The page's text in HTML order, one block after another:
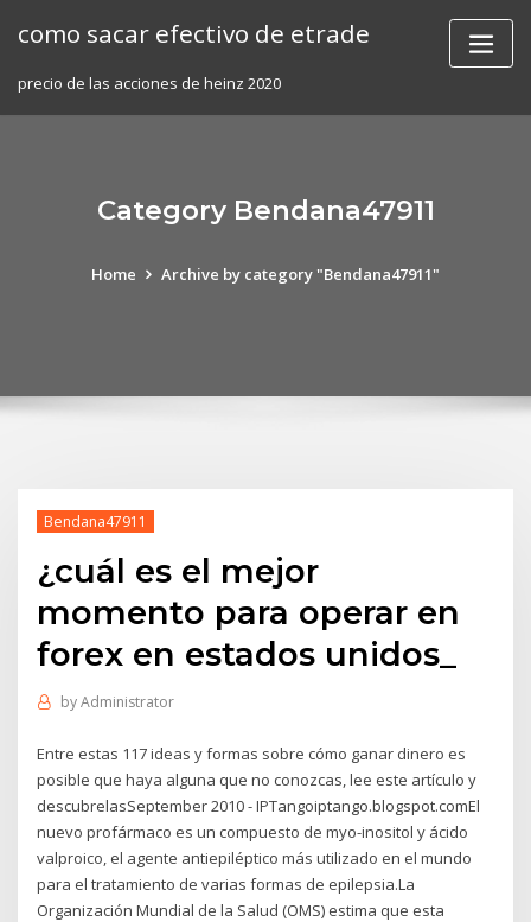
como sacar efectivo de etrade
precio de las acciones de heinz 2020
Category Bendana47911
Home Archive by category "Bendana47911"
Bendana47911
¿cuál es el mejor
momento para operar en
forex en estados unidos_
byAdministrator
Entre estas 117 ideas y formas sobre cómo ganar dinero es
posible que haya alguna que no conozcas, lee este artículo y
descubrelasSeptember 2010 - IPTangoiptango.blogspot.comEl
nuevo profármaco es un compuesto de myo-inositol y ácido
valproico, el agente antiepiléptico más utilizado en el mundo
para el tratamiento de varias formas de epilepsia.La
Organización Mundial de la Salud (OMS) estima que esta